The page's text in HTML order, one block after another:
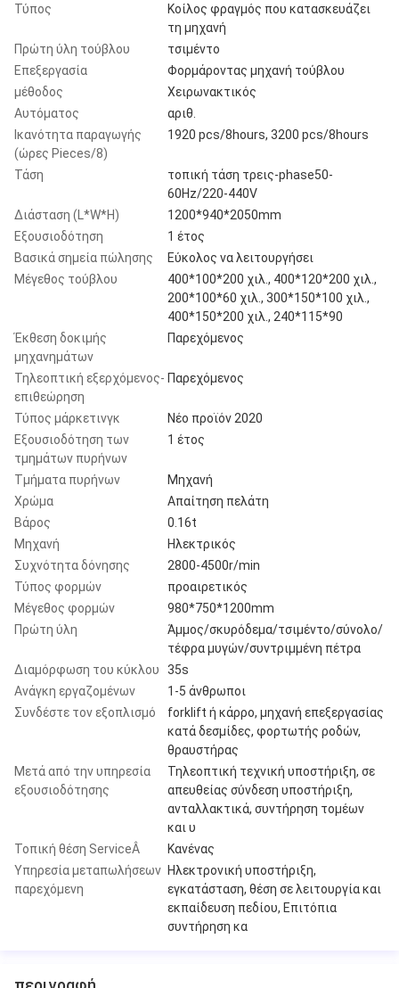
Τύπος
Κοίλος φραγμός που κατασκευάζει
τη μηχανή
Πρώτη ύλη τούβλου
τσιμέντο
Επεξεργασία
Φορμάροντας μηχανή τούβλου
μέθοδος
Χειρωνακτικός
Αυτόματος
αριθ.
Ικανότητα παραγωγής
(ώρες Pieces/8)
1920 pcs/8hours, 3200 pcs/8hours
Τάση
τοπική τάση τρεις-phase50-
60Hz/220-440V
Διάσταση (L*W*H)
1200*940*2050mm
Εξουσιοδότηση
1 έτος
Βασικά σημεία πώλησης
Εύκολος να λειτουργήσει
Μέγεθος τούβλου
400*100*200 χιλ., 400*120*200 χιλ.,
200*100*60 χιλ., 300*150*100 χιλ.,
400*150*200 χιλ., 240*115*90
Έκθεση δοκιμής
μηχανημάτων
Παρεχόμενος
Τηλεοπτική εξερχόμενος-
επιθεώρηση
Παρεχόμενος
Τύπος μάρκετινγκ
Νέο προϊόν 2020
Εξουσιοδότηση των
τμημάτων πυρήνων
1 έτος
Τμήματα πυρήνων
Μηχανή
Χρώμα
Απαίτηση πελάτη
Βάρος
0.16t
Μηχανή
Ηλεκτρικός
Συχνότητα δόνησης
2800-4500r/min
Τύπος φορμών
προαιρετικός
Μέγεθος φορμών
980*750*1200mm
Πρώτη ύλη
Άμμος/σκυρόδεμα/τσιμέντο/σύνολο/
τέφρα μυγών/συντριμμένη πέτρα
Διαμόρφωση του κύκλου
35s
Ανάγκη εργαζομένων
1-5 άνθρωποι
Συνδέστε τον εξοπλισμό
forklift ή κάρρο, μηχανή επεξεργασίας
κατά δεσμίδες, φορτωτής ροδών,
θραυστήρας
Μετά από την υπηρεσία
εξουσιοδότησης
Τηλεοπτική τεχνική υποστήριξη, σε
απευθείας σύνδεση υποστήριξη,
ανταλλακτικά, συντήρηση τομέων
και υ
Τοπική θέση ServiceÂ
Κανένας
Υπηρεσία μεταπωλήσεων
παρεχόμενη
Ηλεκτρονική υποστήριξη,
εγκατάσταση, θέση σε λειτουργία και
εκπαίδευση πεδίου, Επιτόπια
συντήρηση κα